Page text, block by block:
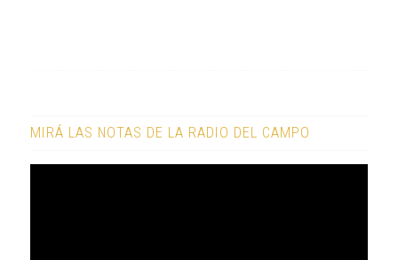
MIRÁ LAS NOTAS DE LA RADIO DEL CAMPO